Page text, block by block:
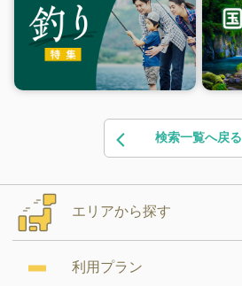
検索一覧へ戻る
エリアから探す
利用プラン